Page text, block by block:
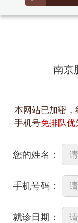
南京
本网站已加密
手机号免排队优
您的姓名：
手机号码：
就诊日期：